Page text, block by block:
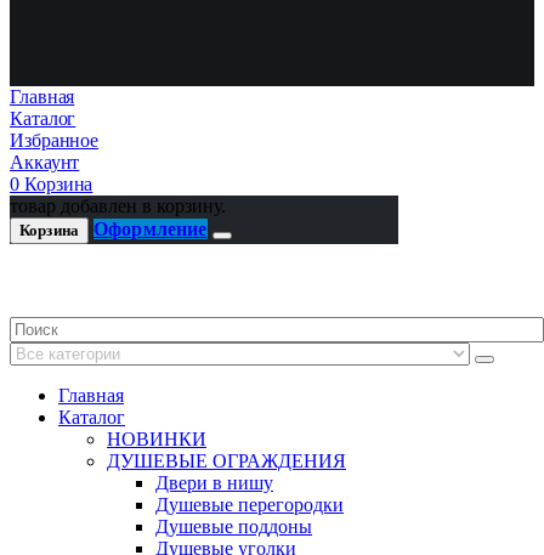
Главная
Каталог
Избранное
Аккаунт
0 Корзина
товар добавлен в корзину.
Корзина Оформление
Главная
Каталог
НОВИНКИ
ДУШЕВЫЕ ОГРАЖДЕНИЯ
Двери в нишу
Душевые перегородки
Душевые поддоны
Душевые уголки